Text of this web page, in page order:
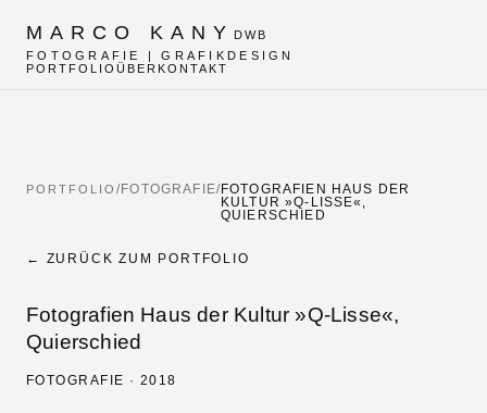
MARCO KANY
DWB
FOTOGRAFIE | GRAFIKDESIGN
PORTFOLIOÜBER KONTAKT
PORTFOLIO/FOTOGRAFIE/FOTOGRAFIEN HAUS DER
KULTUR »Q-LISSE«,
QUIERSCHIED
← ZURÜCK ZUM PORTFOLIO
Fotografien Haus der Kultur »Q-Lisse«,
Quierschied
FOTOGRAFIE · 2018